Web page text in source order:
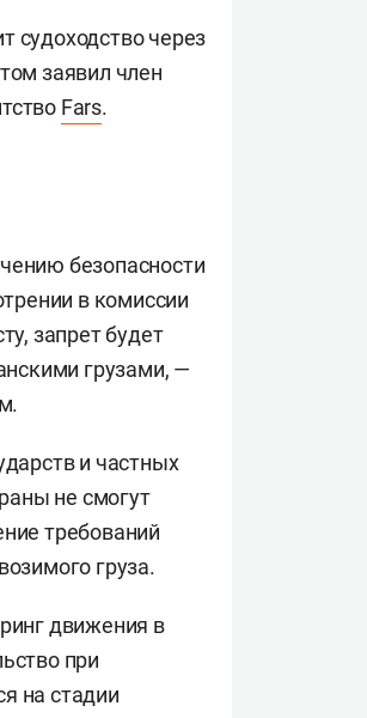
судоходство через
заявил член
Fars.
безопасности
в комиссии
запрет будет
грузами, —
и частных
не смогут
требований
груза.
движения в
при
на стадии